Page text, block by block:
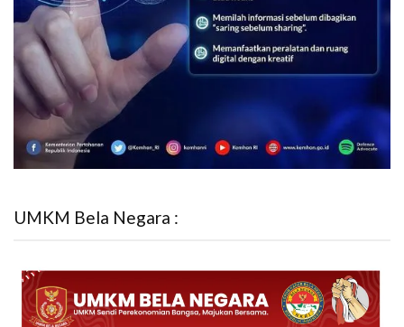
UMKM Bela Negara :